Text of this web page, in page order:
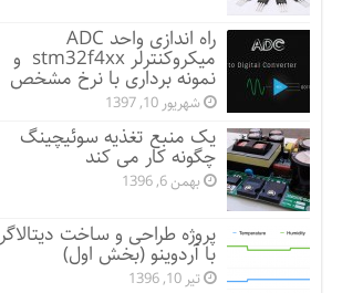
راه اندازی واحد ADC
میکروکنترلر stm32f4xx و
نمونه برداری با نرخ مشخص
شهریور 10, 1397
یک منبع تغذیه سوئیچینگ
چگونه کار می کند
بهمن 6, 1396
پروژه طراحی و ساخت دیتالاگر
با آردوینو (بخش اول)
تیر 10, 1396